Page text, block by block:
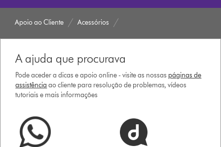
Apoio ao Cliente Acessórios
A ajuda que procurava
Pode aceder a dicas e apoio online - visite as nossas páginas de
assistência ao cliente para resolução de problemas, vídeos
tutoriais e mais informações